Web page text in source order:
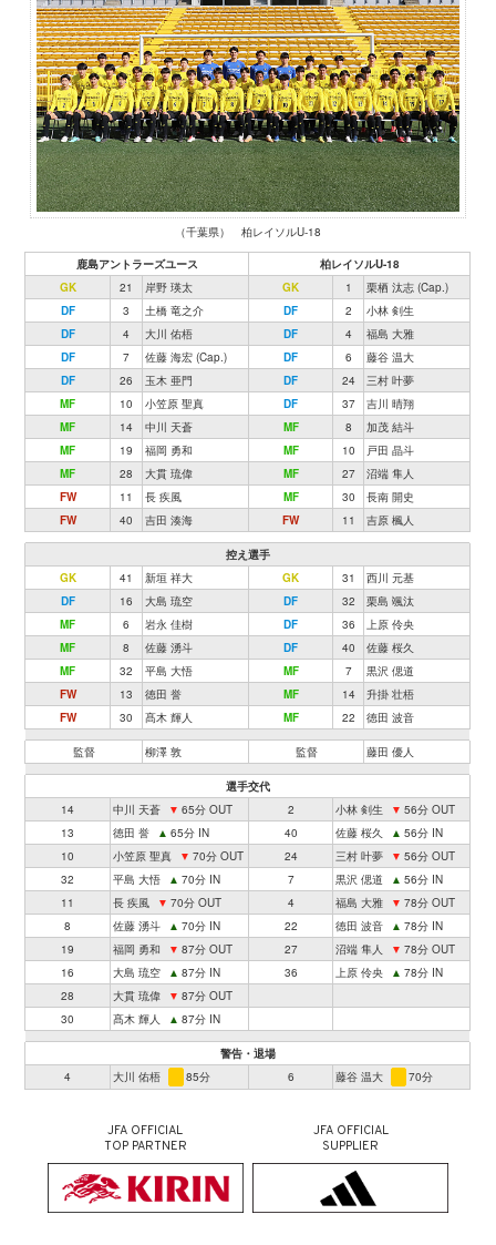
（千葉県） 柏レイソルU-18
鹿島アントラーズユース
柏レイソルU-18
GK
21 岸野 瑛太 GK 1
栗栖 汰志 (Cap.)
DF
3 土橋 竜之介 DF 2
小林 剣生
DF
4 大川 佑梧 DF 4
福島 大雅
DF
7 佐藤 海宏 (Cap.) DF 6
藤谷 温大
DF
26 玉木 亜門 DF 24
三村 叶夢
MF
10 小笠原 聖真 DF 37
吉川 晴翔
MF
14 中川 天蒼 MF 8
加茂 結斗
MF
19 福岡 勇和 MF 10
戸田 晶斗
MF
28 大貫 琉偉 MF 27
沼端 隼人
FW
11 長 疾風 MF 30
長南 開史
FW
40 吉田 湊海 FW 11 吉原 楓人
控え選手
GK
41 新垣 祥大 GK 31
西川 元基
DF
16 大島 琉空 DF 32
栗島 颯汰
MF
6 岩永 佳樹 DF 36
上原 伶央
MF
8 佐藤 湧斗 DF 40
佐藤 桜久
MF
32 平島 大悟 MF 7
黒沢 偲道
FW
13 徳田 誉 MF 14
升掛 壮梧
FW
30 髙木 輝人 MF 22 徳田 波音
監督 柳澤 敦 監督 藤田 優人
選手交代
14
中川 天蒼 ▼ 65分 OUT 2 小林 剣生 ▼ 56分 OUT
13
徳田 誉 ▲ 65分 IN 40 佐藤 桜久 ▲ 56分 IN
10
小笠原 聖真 ▼ 70分 OUT 24 三村 叶夢 ▼ 56分 OUT
32
平島 大悟 ▲ 70分 IN 7 黒沢 偲道 ▲ 56分 IN
11
長 疾風 ▼ 70分 OUT 4 福島 大雅 ▼ 78分 OUT
8
佐藤 湧斗 ▲ 70分 IN 22 徳田 波音 ▲ 78分 IN
19
福岡 勇和 ▼ 87分 OUT 27 沼端 隼人 ▼ 78分 OUT
16
大島 琉空 ▲ 87分 IN 36 上原 伶央 ▲ 78分 IN
28
大貫 琉偉 ▼ 87分 OUT
30
髙木 輝人 ▲ 87分 IN
警告・退場
4
大川 佑梧 85分 6 藤谷 温大 70分
JFA OFFICIAL
TOP PARTNER
JFA OFFICIAL
SUPPLIER